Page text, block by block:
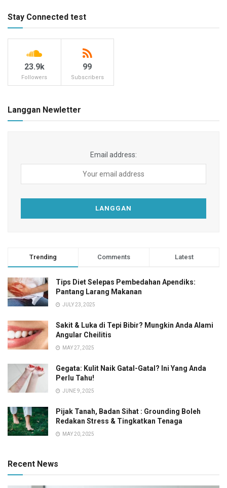
Stay Connected test
23.9k
Followers
99
Subscribers
Langgan Newletter
Email address:
Trending Comments Latest
Tips Diet Selepas Pembedahan Apendiks:
Pantang Larang Makanan
JULY 23, 2025
Sakit & Luka di Tepi Bibir? Mungkin Anda Alami
Angular Cheilitis
MAY 27, 2025
Gegata: Kulit Naik Gatal-Gatal? Ini Yang Anda
Perlu Tahu!
JUNE 9, 2025
Pijak Tanah, Badan Sihat : Grounding Boleh
Redakan Stress & Tingkatkan Tenaga
MAY 20, 2025
Recent News